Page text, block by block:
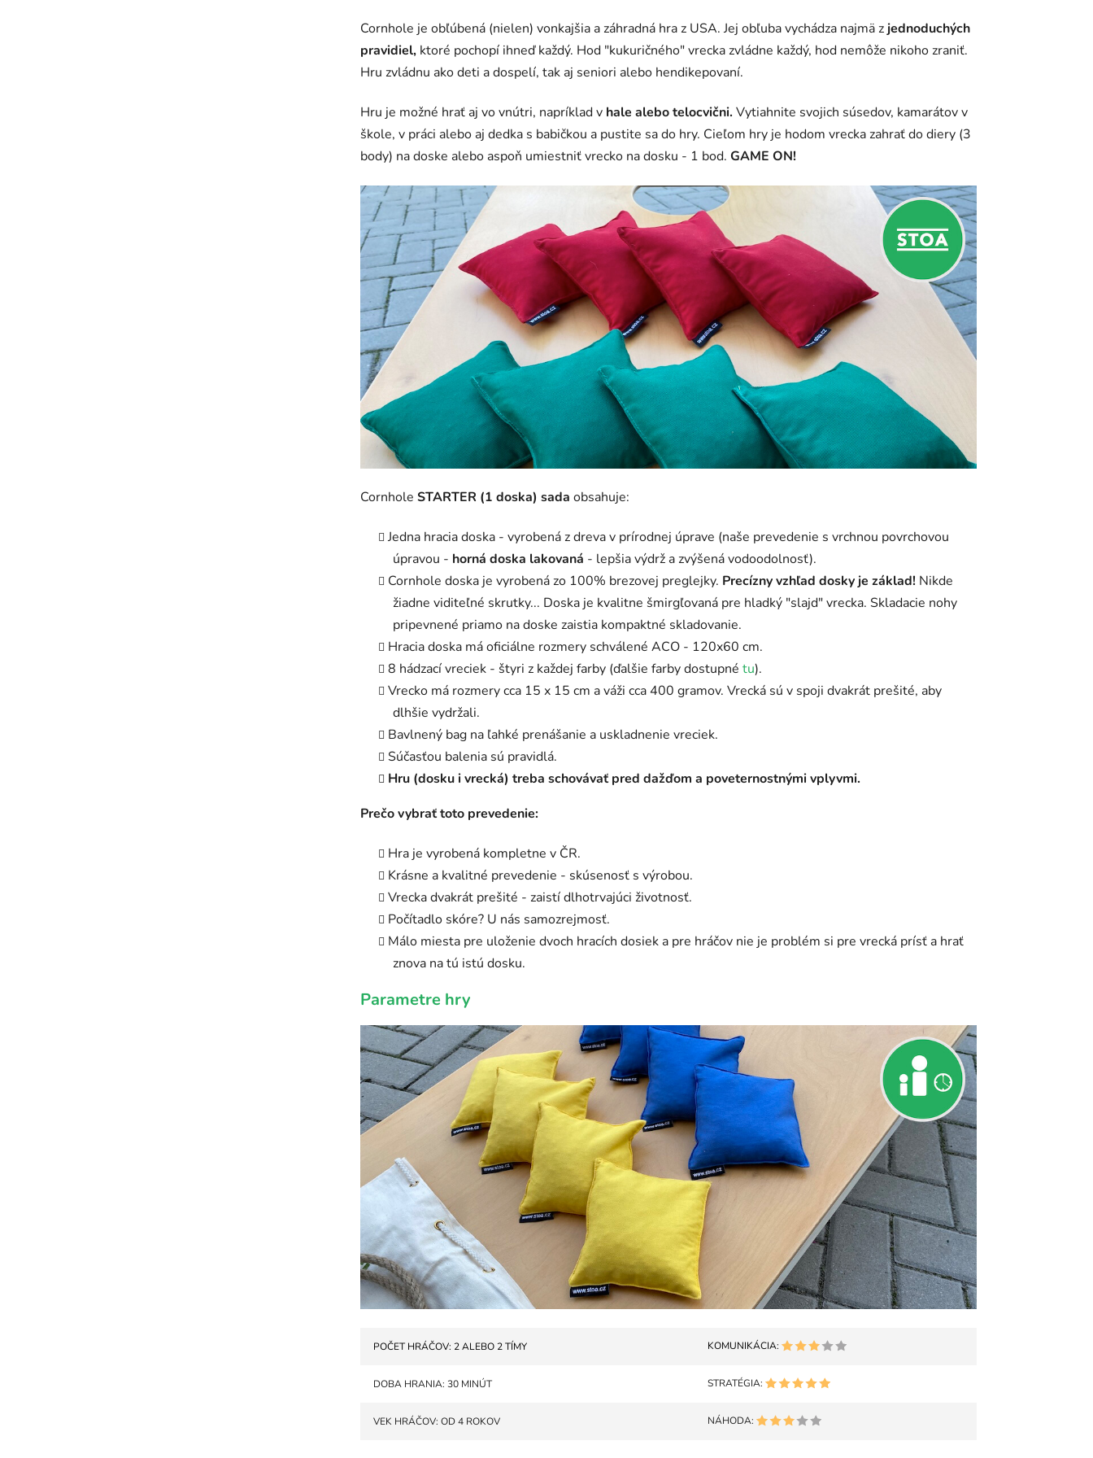
Cornhole je obľúbená (nielen) vonkajšia a záhradná hra z USA. Jej obľuba vychádza najmä z jednoduchých
pravidiel, ktoré pochopí ihneď každý. Hod "kukuričného" vrecka zvládne každý, hod nemôže nikoho zraniť.
Hru zvládnu ako deti a dospelí, tak aj seniori alebo hendikepovaní.
Hru je možné hrať aj vo vnútri, napríklad v hale alebo telocvični. Vytiahnite svojich súsedov, kamarátov v
škole, v práci alebo aj dedka s babičkou a pustite sa do hry. Cieľom hry je hodom vrecka zahrať do diery (3
body) na doske alebo aspoň umiestniť vrecko na dosku - 1 bod. GAME ON!
Cornhole STARTER (1 doska) sada obsahuje:
Jedna hracia doska - vyrobená z dreva v prírodnej úprave (naše prevedenie s vrchnou povrchovou
úpravou - horná doska lakovaná - lepšia výdrž a zvýšená vodoodolnosť).
Cornhole doska je vyrobená zo 100% brezovej preglejky. Precízny vzhľad dosky je základ! Nikde
žiadne viditeľné skrutky... Doska je kvalitne šmirgľovaná pre hladký "slajd" vrecka. Skladacie nohy
pripevnené priamo na doske zaistia kompaktné skladovanie.
Hracia doska má oficiálne rozmery schválené ACO - 120x60 cm.
8 hádzací vreciek - štyri z každej farby (ďalšie farby dostupné tu).
Vrecko má rozmery cca 15 x 15 cm a váži cca 400 gramov. Vrecká sú v spoji dvakrát prešité, aby
dlhšie vydržali.
Bavlnený bag na ľahké prenášanie a uskladnenie vreciek.
Súčasťou balenia sú pravidlá.
Hru (dosku i vrecká) treba schovávať pred dažďom a poveternostnými vplyvmi.
Prečo vybrať toto prevedenie:
Hra je vyrobená kompletne v ČR.
Krásne a kvalitné prevedenie - skúsenosť s výrobou.
Vrecka dvakrát prešité - zaistí dlhotrvajúci životnosť.
Počítadlo skóre? U nás samozrejmosť.
Málo miesta pre uloženie dvoch hracích dosiek a pre hráčov nie je problém si pre vrecká prísť a hrať
znova na tú istú dosku.
Parametre hry
POČET HRÁČOV: 2 ALEBO 2 TÍMY KOMUNIKÁCIA:
DOBA HRANIA: 30 MINÚT STRATÉGIA:
VEK HRÁČOV: OD 4 ROKOV NÁHODA: